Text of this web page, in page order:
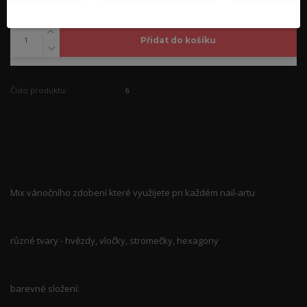
Přidat do košíku
Číslo produktu: 6
Mix vánočního zdobení které využijete pri každém nail-artu
různé tvary - hvězdy, vločky, stromečky, hexagony
barevné složení: